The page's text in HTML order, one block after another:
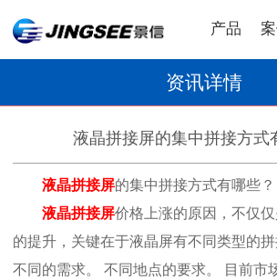
产品
资讯详情
液晶拼接屏的集中拼接方式
液晶拼接屏的集中拼接方式有哪些？
液晶拼接屏价格上涨的原因，不仅
的提升，关键在于液晶屏有不同类型的
不同的需求。 不同地点的要求。 目前市